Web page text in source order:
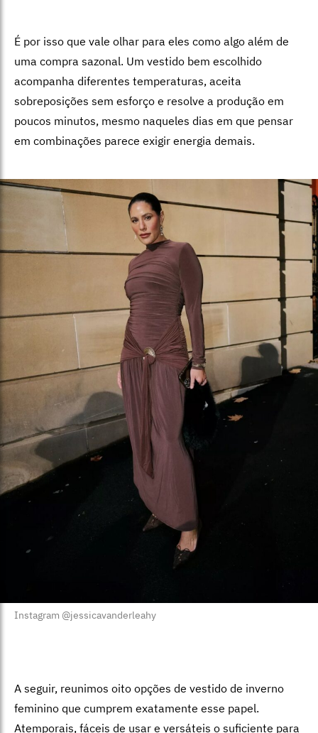
É por isso que vale olhar para eles como algo além de
uma compra sazonal. Um vestido bem escolhido
acompanha diferentes temperaturas, aceita
sobreposições sem esforço e resolve a produção em
poucos minutos, mesmo naqueles dias em que pensar
em combinações parece exigir energia demais.
Instagram @jessicavanderleahy
A seguir, reunimos oito opções de vestido de inverno
feminino que cumprem exatamente esse papel.
Atemporais, fáceis de usar e versáteis o suficiente para